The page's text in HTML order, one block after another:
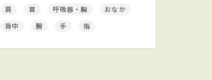
肩 首 呼吸器・胸
おなか
背中
腕 手 指